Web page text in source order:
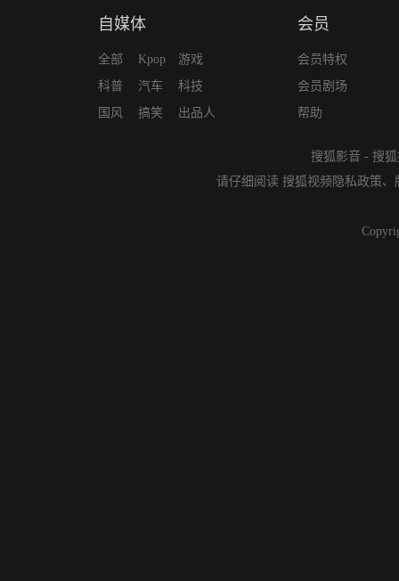
自媒体
全部
科普
国风
Kpop
汽车
搞笑
游戏
科技
出品人
会员
会员特权
会员剧场
帮助
搜狐影音 - 搜
请仔细阅读 搜狐视频隐私政策、